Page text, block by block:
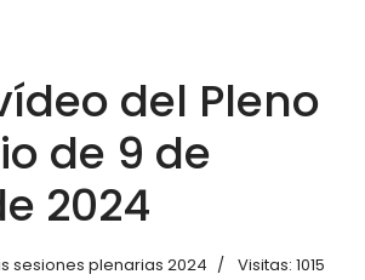
del Pleno
de 9 de
2024
sesiones plenarias 2024 Visitas: 1015